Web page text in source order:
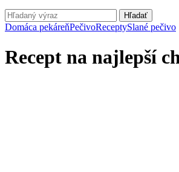
Hľadať
Domáca pekáreňPečivoReceptySlané pečivo
Recept na najlepší